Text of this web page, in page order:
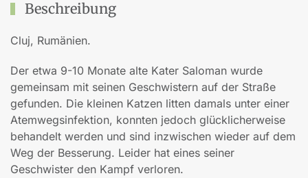
Beschreibung
Cluj, Rumänien.
Der etwa 9-10 Monate alte Kater Saloman wurde
gemeinsam mit seinen Geschwistern auf der Straße
gefunden. Die kleinen Katzen litten damals unter einer
Atemwegsinfektion, konnten jedoch glücklicherweise
behandelt werden und sind inzwischen wieder auf dem
Weg der Besserung. Leider hat eines seiner
Geschwister den Kampf verloren.